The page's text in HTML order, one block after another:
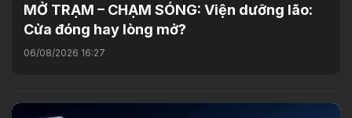
MỞ TRẠM – CHẠM SÓNG: Viện dưỡng lão:
Cửa đóng hay lòng mở?
06/08/2026 16:27